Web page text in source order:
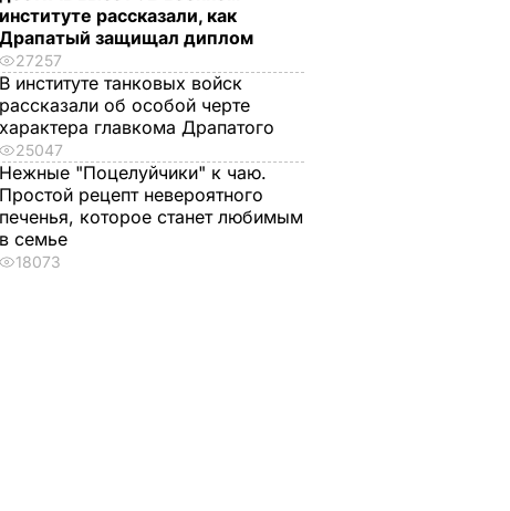
институте рассказали, как
Драпатый защищал диплом
27257
В институте танковых войск
рассказали об особой черте
характера главкома Драпатого
25047
Нежные "Поцелуйчики" к чаю.
Простой рецепт невероятного
печенья, которое станет любимым
в семье
18073